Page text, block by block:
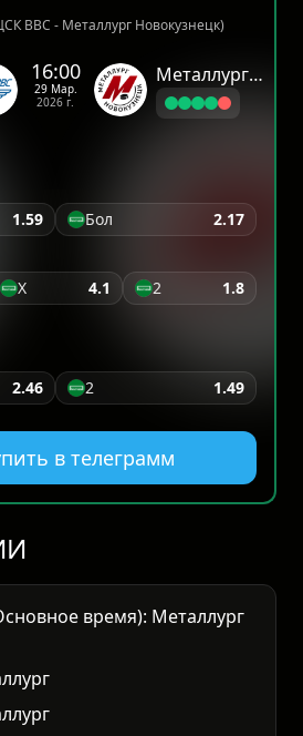
ВВС - Металлург Новокузнецк)
16:00
29 Мар.
2026 г.
Металлург Новокузнецк
1.59 Бол 2.17
X 4.1 2 1.8
2.46 2 1.49
в телеграмм
время): Металлург